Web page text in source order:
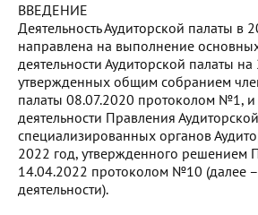
ВВЕДЕНИЕ
Деятельность Аудиторской палаты в
направлена на выполнение
деятельности Аудиторской палаты
утвержденных общим собранием
палаты 08.07.2020 протоколом №1, и
деятельности Правления
специализированных органов
2022 год, утвержденного решением
14.04.2022 протоколом №10 (далее
деятельности).